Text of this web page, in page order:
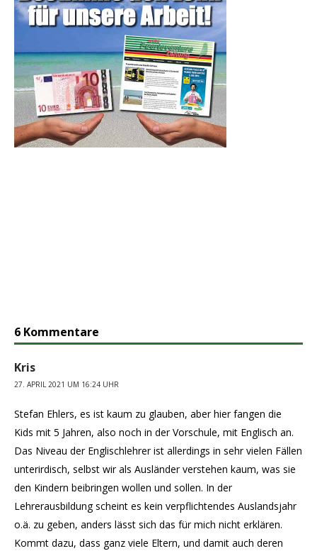
6 Kommentare
Kris
27. APRIL 2021 UM 16:24 UHR
Stefan Ehlers, es ist kaum zu glauben, aber hier fangen die
Kids mit 5 Jahren, also noch in der Vorschule, mit Englisch an.
Das Niveau der Englischlehrer ist allerdings in sehr vielen Fällen
unterirdisch, selbst wir als Ausländer verstehen kaum, was sie
den Kindern beibringen wollen und sollen. In der
Lehrerausbildung scheint es kein verpflichtendes Auslandsjahr
o.ä. zu geben, anders lässt sich das für mich nicht erklären.
Kommt dazu, dass ganz viele Eltern, und damit auch deren